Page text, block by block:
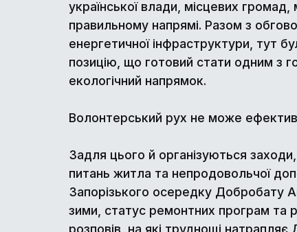
української влади, місцевих
правильному напрямі. Разом з
енергетичної інфраструктури, тут
позицію, що готовий стати одним з
екологічний напрямок.
Волонтерський рух не може
Задля цього й організуються
питань житла та непродовольчої
Запорізького осередку Добробату
зими, статус ремонтних програм та
розповів, на які труднощі